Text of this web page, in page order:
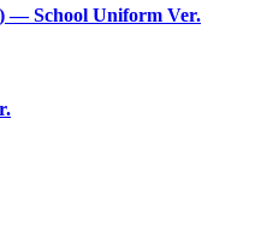
— School Uniform Ver.